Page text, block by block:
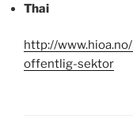
Thai
http://
offentlig-sektor